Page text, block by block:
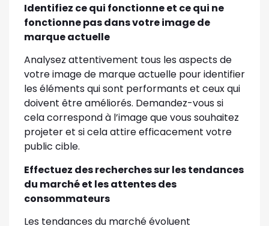
Identifiez ce qui fonctionne et ce qui ne
fonctionne pas dans votre image de
marque actuelle
Analysez attentivement tous les aspects de
votre image de marque actuelle pour identifier
les éléments qui sont performants et ceux qui
doivent être améliorés. Demandez-vous si
cela correspond à l’image que vous souhaitez
projeter et si cela attire efficacement votre
public cible.
Effectuez des recherches sur les tendances
du marché et les attentes des
consommateurs
Les tendances du marché évoluent